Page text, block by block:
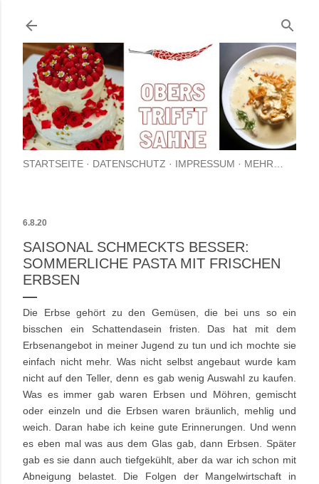
STARTSEITE DATENSCHUTZ IMPRESSUM MEHR…
6.8.20
SAISONAL SCHMECKTS BESSER:
SOMMERLICHE PASTA MIT FRISCHEN
ERBSEN
Die Erbse gehört zu den Gemüsen, die bei uns so ein
bisschen ein Schattendasein fristen. Das hat mit dem
Erbsenangebot in meiner Jugend zu tun und ich mochte sie
einfach nicht mehr. Was nicht selbst angebaut wurde kam
nicht auf den Teller, denn es gab wenig Auswahl zu kaufen.
Was es immer gab waren Erbsen und Möhren, gemischt
oder einzeln und die Erbsen waren bräunlich, mehlig und
weich. Daran habe ich keine gute Erinnerungen. Und wenn
es eben mal was aus dem Glas gab, dann Erbsen. Später
gab es sie dann auch tiefgekühlt, aber da war ich schon mit
Abneigung belastet. Die Folgen der Mangelwirtschaft in